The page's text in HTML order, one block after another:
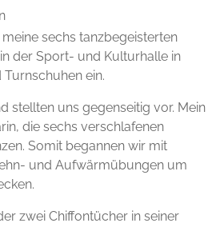
sechs tanzbegeisterten
der Sport- und Kulturhalle in
ein.
stellten uns gegenseitig vor. Mein
die sechs verschlafenen
Somit begannen wir mit
und Aufwärmübungen um
zwei Chiffontücher in seiner